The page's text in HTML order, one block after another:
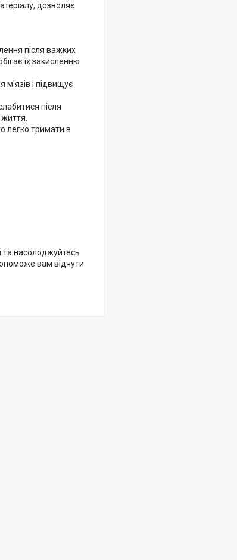
дозволяє
після важких
їх закисленню
і підвищує
після
життя.
легко тримати в
та насолоджуйтесь
вам відчути